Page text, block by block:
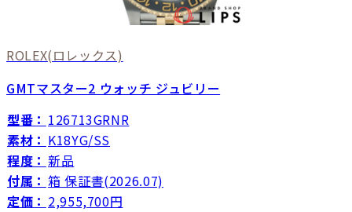
ROLEX(ロレックス)
GMTマスター2 ウォッチ ジュビリー
型番： 126713GRNR
素材： K18YG/SS
程度： 新品
付属： 箱 保証書(2026.07)
定価： 2,955,700円